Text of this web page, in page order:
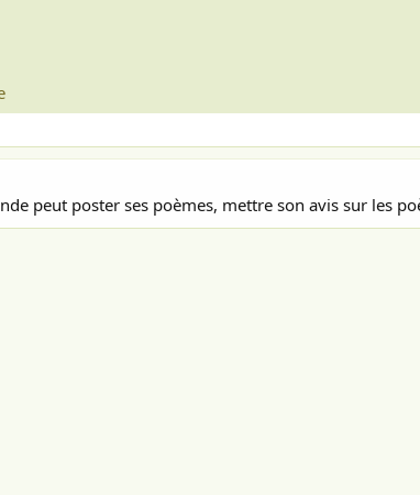
peut poster ses poèmes, mettre son avis sur les